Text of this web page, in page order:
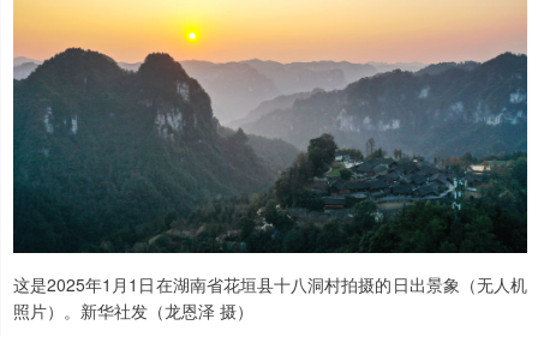
这是2025年1月1日在湖南省花垣县十八洞村拍摄的日出景象（无人机
照片）。新华社发（龙恩泽 摄）